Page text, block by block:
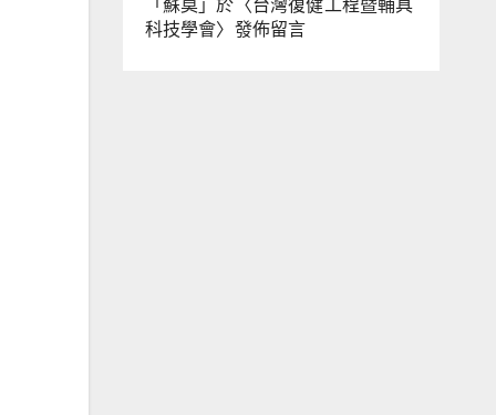
「 蘇莫 」於〈台灣復健工程暨輔具
科技學會〉發佈留言